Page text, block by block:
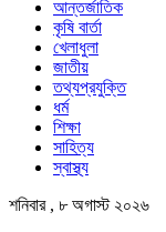
আন্তর্জাতিক
কৃষি বার্তা
খেলাধুলা
জাতীয়
তথ্যপ্রযুক্তি
ধর্ম
শিক্ষা
সাহিত্য
স্বাস্থ্য
শনিবার , ৮ অগাস্ট ২০২৬